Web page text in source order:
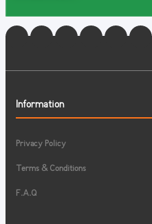
Information
Privacy Policy
Terms & Conditions
F.A.Q